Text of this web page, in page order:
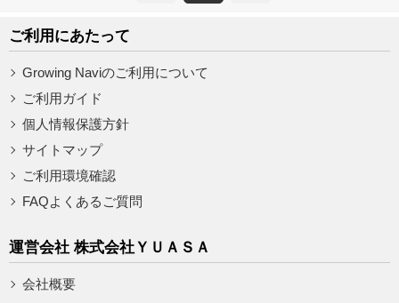
ご利用にあたって
Growing Naviのご利用について
ご利用ガイド
個人情報保護方針
サイトマップ
ご利用環境確認
FAQよくあるご質問
運営会社 株式会社ＹＵＡＳＡ
会社概要